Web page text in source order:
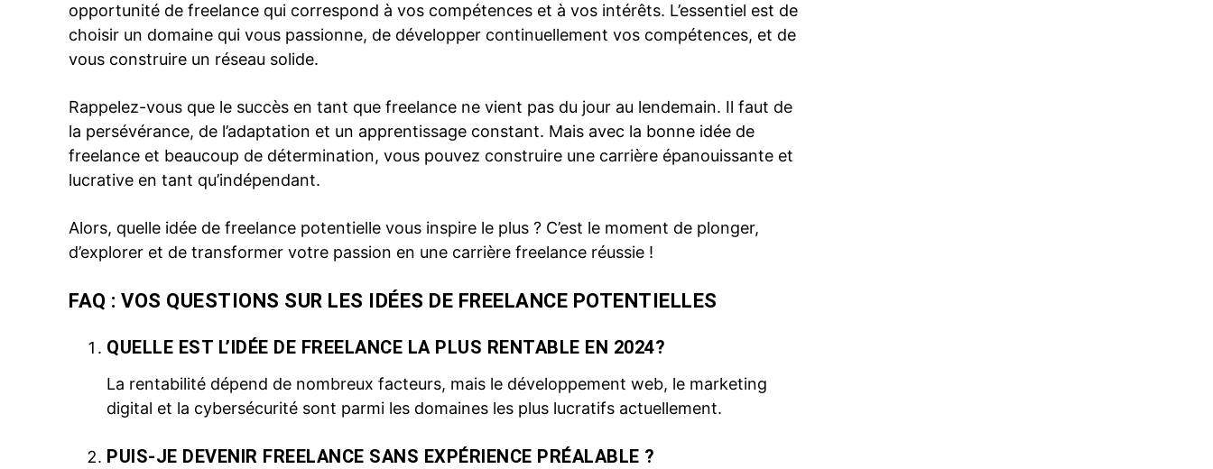
opportunité de freelance qui correspond à vos compétences et à vos intérêts. L’essentiel est de
choisir un domaine qui vous passionne, de développer continuellement vos compétences, et de
vous construire un réseau solide.
Rappelez-vous que le succès en tant que freelance ne vient pas du jour au lendemain. Il faut de
la persévérance, de l’adaptation et un apprentissage constant. Mais avec la bonne idée de
freelance et beaucoup de détermination, vous pouvez construire une carrière épanouissante et
lucrative en tant qu’indépendant.
Alors, quelle idée de freelance potentielle vous inspire le plus ? C’est le moment de plonger,
d’explorer et de transformer votre passion en une carrière freelance réussie !
FAQ : VOS QUESTIONS SUR LES IDÉES DE FREELANCE POTENTIELLES
QUELLE EST L’IDÉE DE FREELANCE LA PLUS RENTABLE EN 2024?
La rentabilité dépend de nombreux facteurs, mais le développement web, le marketing
digital et la cybersécurité sont parmi les domaines les plus lucratifs actuellement.
PUIS-JE DEVENIR FREELANCE SANS EXPÉRIENCE PRÉALABLE ?